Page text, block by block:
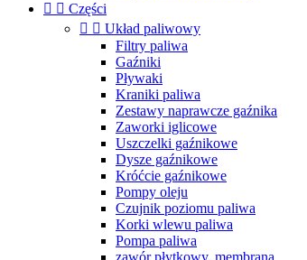
  Części
  Układ paliwowy
Filtry paliwa
Gaźniki
Pływaki
Kraniki paliwa
Zestawy naprawcze gaźnika
Zaworki iglicowe
Uszczelki gaźnikowe
Dysze gaźnikowe
Króćcie gaźnikowe
Pompy oleju
Czujnik poziomu paliwa
Korki wlewu paliwa
Pompa paliwa
zawór płytkowy, membrana